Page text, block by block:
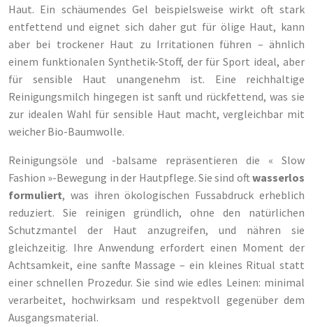
Haut. Ein schäumendes Gel beispielsweise wirkt oft stark
entfettend und eignet sich daher gut für ölige Haut, kann
aber bei trockener Haut zu Irritationen führen – ähnlich
einem funktionalen Synthetik-Stoff, der für Sport ideal, aber
für sensible Haut unangenehm ist. Eine reichhaltige
Reinigungsmilch hingegen ist sanft und rückfettend, was sie
zur idealen Wahl für sensible Haut macht, vergleichbar mit
weicher Bio-Baumwolle.
Reinigungsöle und -balsame repräsentieren die « Slow
Fashion »-Bewegung in der Hautpflege. Sie sind oftwasserlos
formuliert, was ihren ökologischen Fussabdruck erheblich
reduziert. Sie reinigen gründlich, ohne den natürlichen
Schutzmantel der Haut anzugreifen, und nähren sie
gleichzeitig. Ihre Anwendung erfordert einen Moment der
Achtsamkeit, eine sanfte Massage – ein kleines Ritual statt
einer schnellen Prozedur. Sie sind wie edles Leinen: minimal
verarbeitet, hochwirksam und respektvoll gegenüber dem
Ausgangsmaterial.